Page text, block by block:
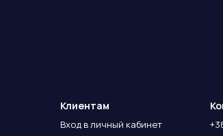
Клиентам
Вход в личный кабинет